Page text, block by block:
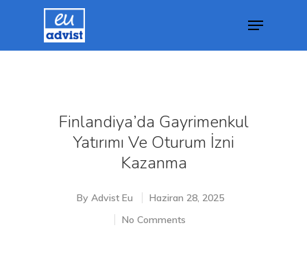
Finlandiya’da Gayrimenkul
Yatırımı Ve Oturum İzni
Kazanma
By Advist Eu
Haziran 28, 2025
No Comments